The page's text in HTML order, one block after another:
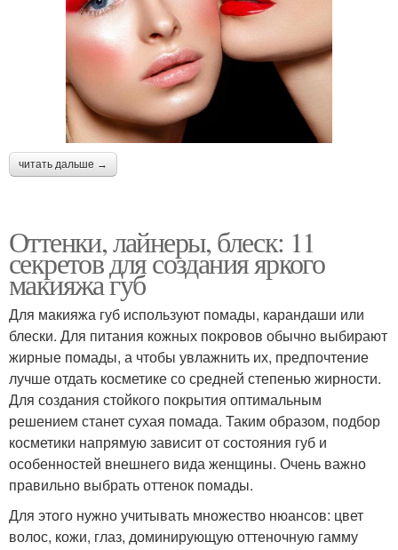
читать дальше →
Оттенки, лайнеры, блеск: 11
секретов для создания яркого
макияжа губ
Для макияжа губ используют помады, карандаши или
блески. Для питания кожных покровов обычно выбирают
жирные помады, а чтобы увлажнить их, предпочтение
лучше отдать косметике со средней степенью жирности.
Для создания стойкого покрытия оптимальным
решением станет сухая помада. Таким образом, подбор
косметики напрямую зависит от состояния губ и
особенностей внешнего вида женщины. Очень важно
правильно выбрать оттенок помады.
Для этого нужно учитывать множество нюансов: цвет
волос, кожи, глаз, доминирующую оттеночную гамму